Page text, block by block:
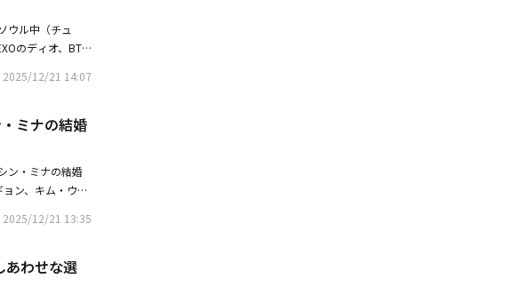
ウル中（チュ
のディオ、BTS
ヨンソク、チェ・
ョンホ、ペ・ソ
gardenなど、多
が担当し、祝歌
オも、同日にソ
ドカーペットに
、義理を守った
ーン・キム・ウ
2025/12/21 14:07
ミナの結婚
ン・ミナの結婚
ン、キム・ウィ
らが出席した。・
ル・プレビュー2
2025/12/21 13:35
あわせな選